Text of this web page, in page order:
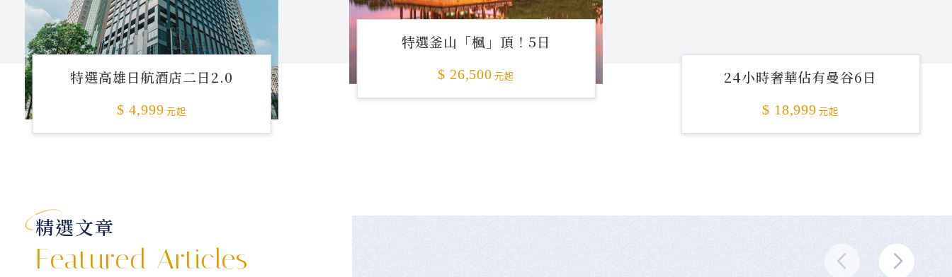
特選高雄日航酒店二日2.0
$ 4,999 元起
特選釜山「楓」頂！5日
$ 26,500 元起 24小時奢華佔有曼谷6日
$ 18,999 元起
精選文章
Featured Articles